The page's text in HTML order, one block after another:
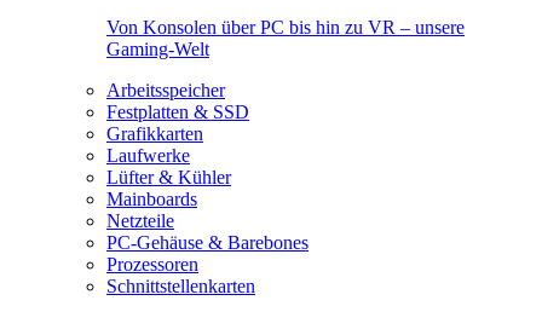
Von Konsolen über PC bis hin zu VR – unsere
Gaming-Welt
Arbeitsspeicher
Festplatten & SSD
Grafikkarten
Laufwerke
Lüfter & Kühler
Mainboards
Netzteile
PC-Gehäuse & Barebones
Prozessoren
Schnittstellenkarten